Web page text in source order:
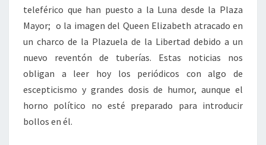
teleférico que han puesto a la Luna desde la Plaza
Mayor; o la imagen del Queen Elizabeth atracado en
un charco de la Plazuela de la Libertad debido a un
nuevo reventón de tuberías. Estas noticias nos
obligan a leer hoy los periódicos con algo de
escepticismo y grandes dosis de humor, aunque el
horno político no esté preparado para introducir
bollos en él.